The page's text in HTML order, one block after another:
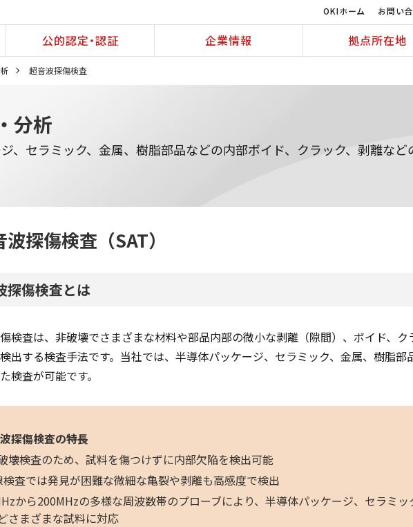
OKIホーム お問い
公的認定・認証 企業情報 拠点所在地
超音波探傷検査
分析
、セラミック、金属、樹脂部品などの内部ボイド、クラック、剥離など
波探傷検査（SAT）
探傷検査とは
検査は、非破壊でさまざまな材料や部品内部の微小な剥離（隙間）、ボイド、ク
出する検査手法です。当社では、半導体パッケージ、セラミック、金属、樹脂部
検査が可能です。
探傷検査の特長
壊検査のため、試料を傷つけずに内部欠陥を検出可能
検査では発見が困難な微細な亀裂や剥離も高感度で検出
から200MHzの多様な周波数帯のプローブにより、半導体パッケージ、セラミ
さまざまな試料に対応